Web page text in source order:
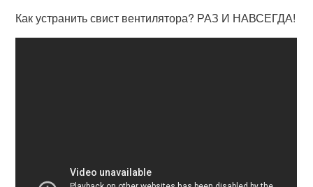
Как устранить свист вентилятора? РАЗ И НАВСЕГДА!